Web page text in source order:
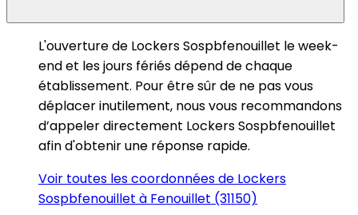
L'ouverture de Lockers Sospbfenouillet le week-
end et les jours fériés dépend de chaque
établissement. Pour être sûr de ne pas vous
déplacer inutilement, nous vous recommandons
d’appeler directement Lockers Sospbfenouillet
afin d'obtenir une réponse rapide.
Voir toutes les coordonnées de Lockers
Sospbfenouillet à Fenouillet (31150)